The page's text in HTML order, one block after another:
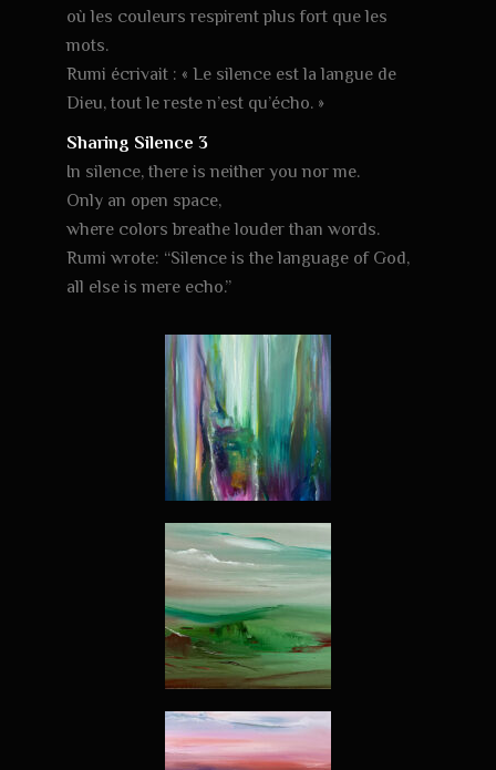
où les couleurs respirent plus fort que les
mots.
Rumi écrivait : « Le silence est la langue de
Dieu, tout le reste n’est qu’écho. »
Sharing Silence 3
In silence, there is neither you nor me.
Only an open space,
where colors breathe louder than words.
Rumi wrote: “Silence is the language of God,
all else is mere echo.”